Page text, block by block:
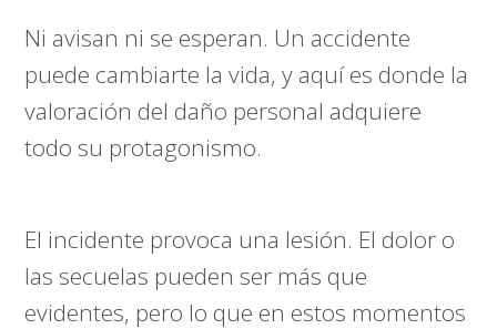
Ni avisan ni se esperan. Un accidente
puede cambiarte la vida, y aquí es donde la
valoración del daño personal adquiere
todo su protagonismo.
El incidente provoca una lesión. El dolor o
las secuelas pueden ser más que
evidentes, pero lo que en estos momentos